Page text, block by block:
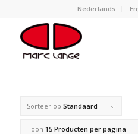
Nederlands
Sorteer op Standaard
Toon 15 Producten per pagina